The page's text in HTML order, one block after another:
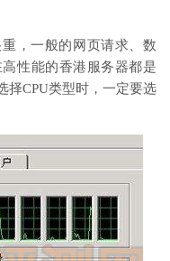
，一般的网页请求、数
性能的香港服务器都是
择CPU类型时，一定要选